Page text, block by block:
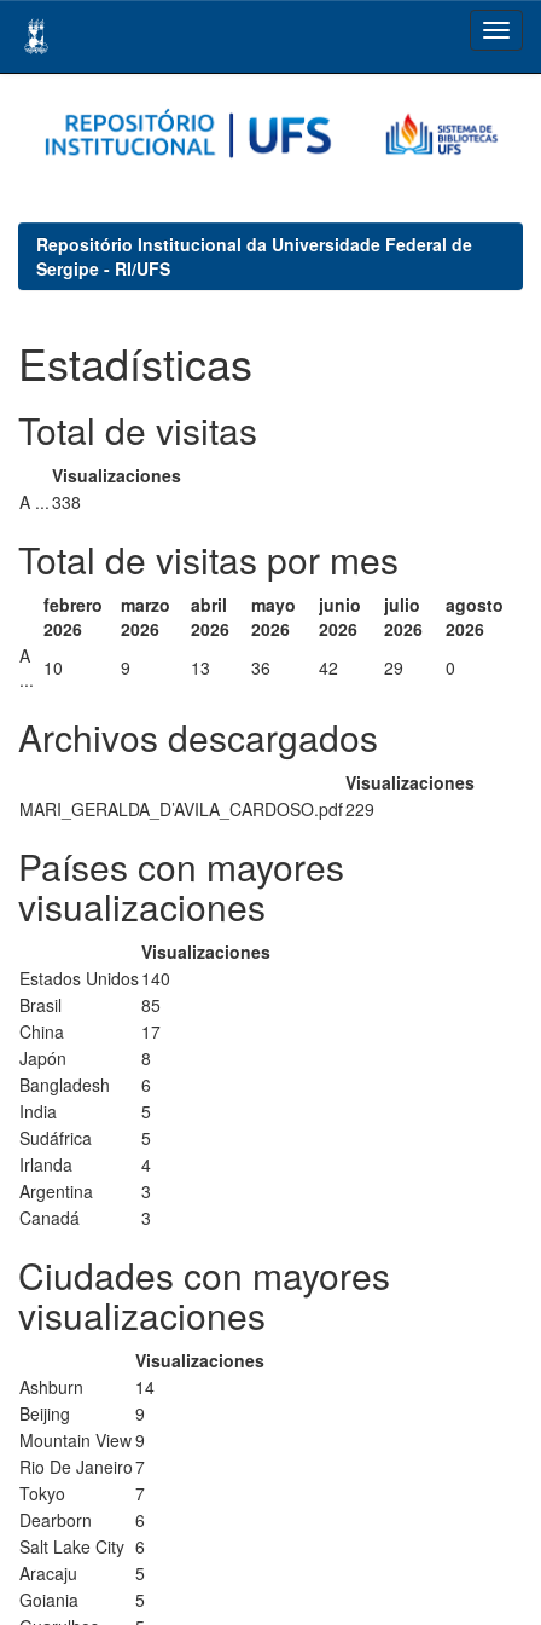
navigation
Repositório Institucional da Universidade Federal de
Sergipe - RI/UFS
Estadísticas
Total de visitas
Visualizaciones
A ...338
Total de visitas por mes
febrero
2026
marzo
2026
abril
2026
mayo
2026
junio
2026
julio
2026
agosto
2026
A
... 10 9 13 36 42 29 0
Archivos descargados
Visualizaciones
MARI_GERALDA_D’AVILA_CARDOSO.pdf229
Países con mayores
visualizaciones
Visualizaciones
Estados Unidos140
Brasil
85
China
17
Japón
8
Bangladesh
6
India
5
Sudáfrica
5
Irlanda
4
Argentina
3
Canadá
3
Ciudades con mayores
visualizaciones
Visualizaciones
Ashburn
14
Beijing
9
Mountain View9
Rio De Janeiro7
Tokyo
7
Dearborn
6
Salt Lake City 6
Aracaju
5
Goiania
5